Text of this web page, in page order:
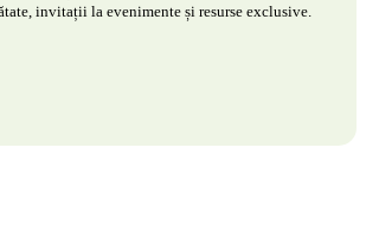
invitații la evenimente și resurse exclusive.